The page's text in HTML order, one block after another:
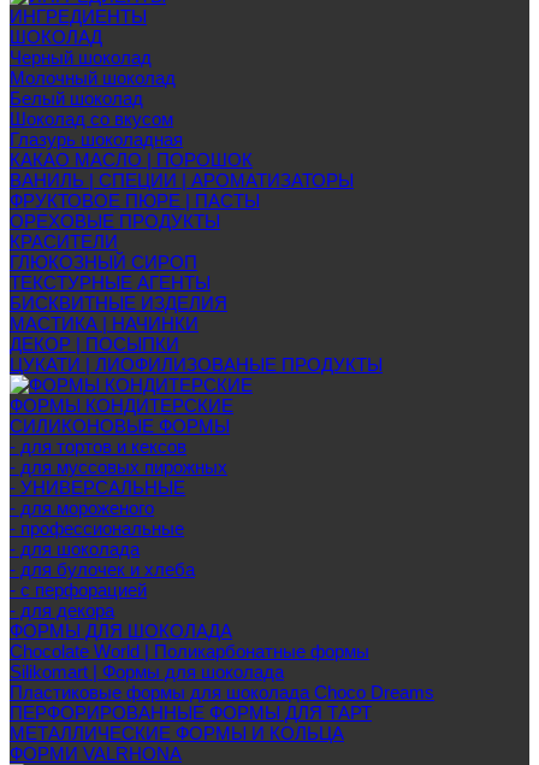
ИНГРЕДИЕНТЫ
ШОКОЛАД
Черный шоколад
Молочный шоколад
Белый шоколад
Шоколад со вкусом
Глазурь шоколадная
КАКАО МАСЛО | ПОРОШОК
ВАНИЛЬ | СПЕЦИИ | АРОМАТИЗАТОРЫ
ФРУКТОВОЕ ПЮРЕ | ПАСТЫ
ОРЕХОВЫЕ ПРОДУКТЫ
КРАСИТЕЛИ
ГЛЮКОЗНЫЙ СИРОП
ТЕКСТУРНЫЕ АГЕНТЫ
БИСКВИТНЫЕ ИЗДЕЛИЯ
МАСТИКА | НАЧИНКИ
ДЕКОР | ПОСЫПКИ
ЦУКАТИ | ЛИОФИЛИЗОВАНЫЕ ПРОДУКТЫ
ФОРМЫ КОНДИТЕРСКИЕ
СИЛИКОНОВЫЕ ФОРМЫ
- для тортов и кексов
- для муссовых пирожных
- УНИВЕРСАЛЬНЫЕ
- для мороженого
- профессиональные
- для шоколада
- для булочек и хлеба
- с перфорацией
- для декора
ФОРМЫ ДЛЯ ШОКОЛАДА
Chocolate World | Поликарбонатные формы
Silikomart | Формы для шоколада
Пластиковые формы для шоколада Choco Dreams
ПЕРФОРИРОВАННЫЕ ФОРМЫ ДЛЯ ТАРТ
МЕТАЛЛИЧЕСКИЕ ФОРМЫ И КОЛЬЦА
ФОРМИ VALRHONA